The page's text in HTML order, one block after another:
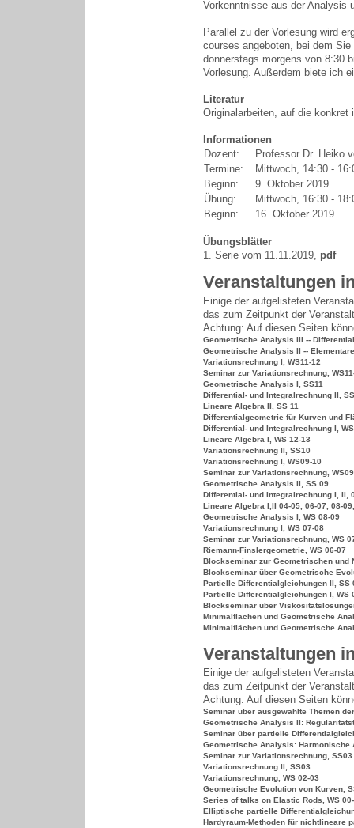
Vorkenntnisse aus der Analysis
Parallel zu der Vorlesung wird
courses angeboten, bei dem
donnerstags morgens von 8:30
Vorlesung. Außerdem biete ich
Literatur
Originalarbeiten, auf die konkret
Informationen
Dozent:
Professor Dr. Heiko
Termine:
Mittwoch, 14:30 -
Beginn:
9. Oktober 2019
Übung:
Mittwoch, 16:30 -
Beginn:
16. Oktober 2019
Übungsblätter
1. Serie vom 11.11.2019, pdf
Veranstaltungen
Einige der aufgelisteten
das zum Zeitpunkt der
Achtung: Auf diesen Seiten
Geometrische Analysis III --
Geometrische Analysis II --
Variationsrechnung I, WS11-12
Seminar zur Variationsrechnung,
Geometrische Analysis I, SS11
Differential- und Integralrechnung II,
Lineare Algebra II, SS 11
Differentialgeometrie für Kurven und
Differential- und Integralrechnung I,
Lineare Algebra I, WS 12-13
Variationsrechnung II, SS10
Variationsrechnung I, WS09-10
Seminar zur Variationsrechnung,
Geometrische Analysis II, SS 09
Differential- und Integralrechnung I, II,
Lineare Algebra I,II 04-05, 06-07, 08-
Geometrische Analysis I, WS 08-09
Variationsrechnung I, WS 07-08
Seminar zur Variationsrechnung, WS
Riemann-Finslergeometrie, WS 06-07
Blockseminar zur Geometrischen und
Blockseminar über Geometrische
Partielle Differentialgleichungen II, SS
Partielle Differentialgleichungen I, WS
Blockseminar über
Minimalflächen und Geometrische
Minimalflächen und Geometrische
Veranstaltungen
Einige der aufgelisteten
das zum Zeitpunkt der
Achtung: Auf diesen Seiten
Seminar über ausgewählte Themen
Geometrische Analysis II:
Seminar über partielle
Geometrische Analysis: Harmonische
Seminar zur Variationsrechnung, SS03
Variationsrechnung II, SS03
Variationsrechnung, WS 02-03
Geometrische Evolution von Kurven,
Series of talks on Elastic Rods, WS
Elliptische partielle
Hardyraum-Methoden für nichtlineare